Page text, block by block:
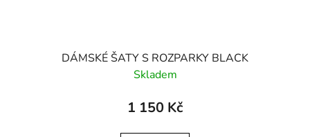
DÁMSKÉ ŠATY S ROZPARKY BLACK
Skladem
1 150 Kč